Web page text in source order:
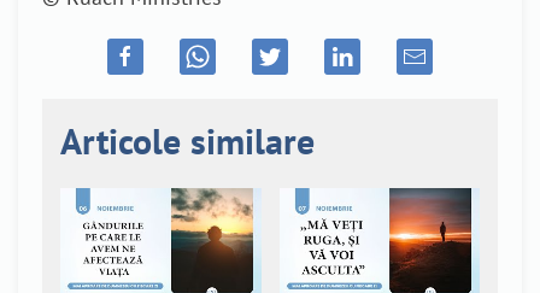
Articole similare